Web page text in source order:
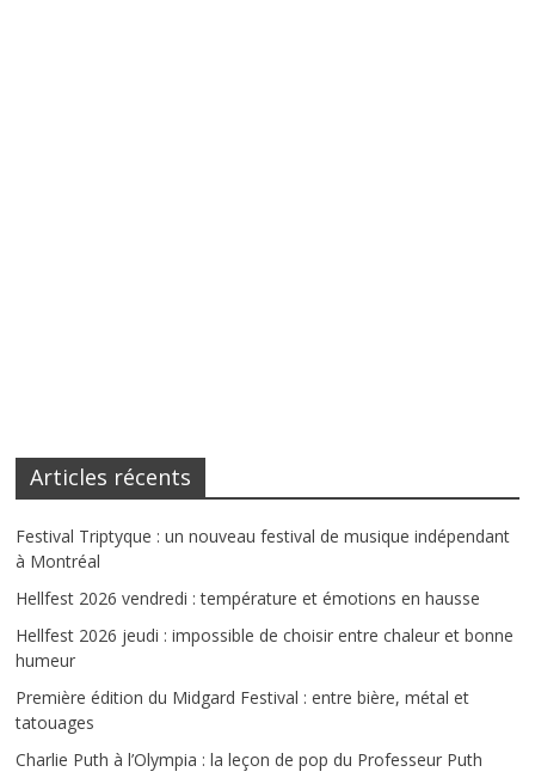
Articles récents
Festival Triptyque : un nouveau festival de musique indépendant
à Montréal
Hellfest 2026 vendredi : température et émotions en hausse
Hellfest 2026 jeudi : impossible de choisir entre chaleur et bonne
humeur
Première édition du Midgard Festival : entre bière, métal et
tatouages
Charlie Puth à l’Olympia : la leçon de pop du Professeur Puth